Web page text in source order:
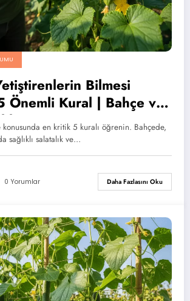
Bilmesi
Önemli Kural | Bahçe ve
konusunda en kritik 5 kuralı öğrenin. Bahçede,
sağlıklı salatalık ve…
0 Yorumlar Daha Fazlasını Oku